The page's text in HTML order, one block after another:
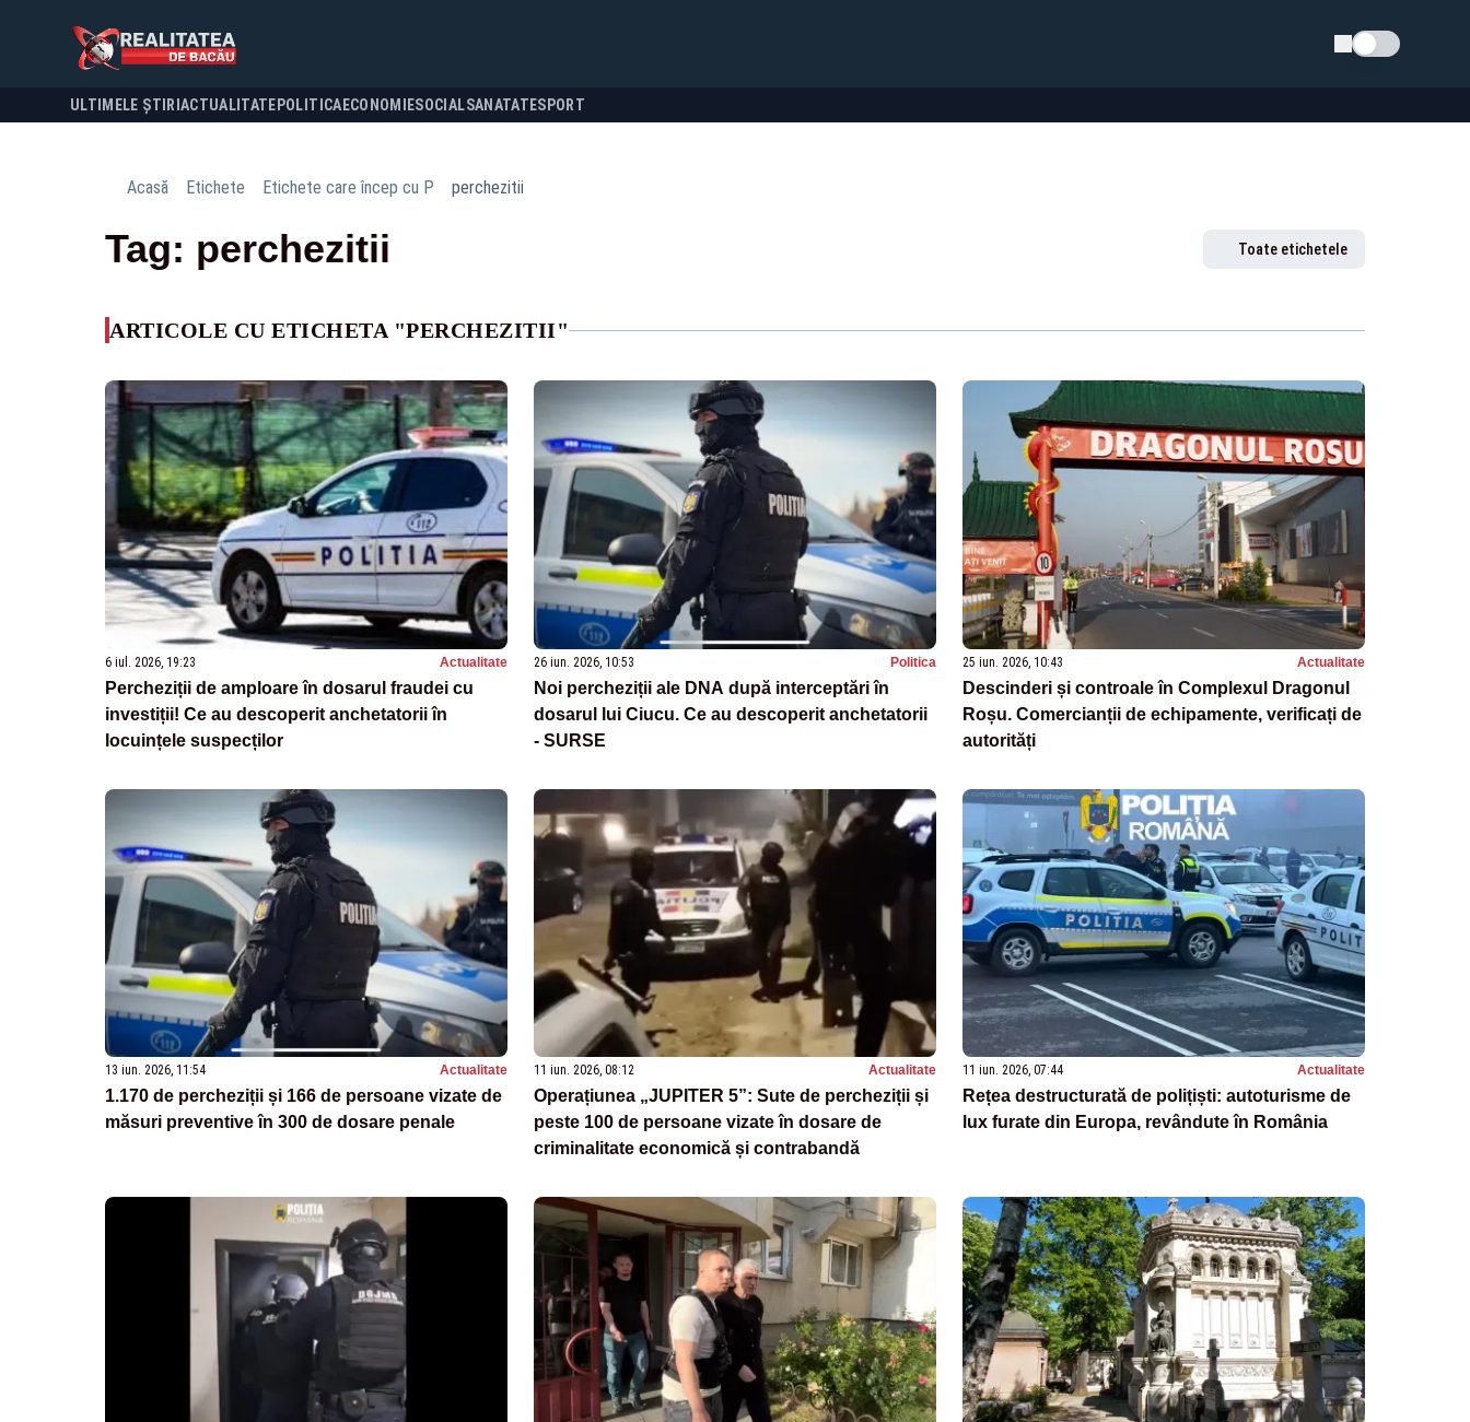
Schimba tema
ULTIMELE ȘTIRI ACTUALITATE POLITICA ECONOMIESOCIALSANATATESPORT
Acasă Etichete Etichete care încep cu P perchezitii
Tag: perchezitii Toate etichetele
ARTICOLE CU ETICHETA "PERCHEZITII"
6 iul. 2026, 19:23 Actualitate
Percheziții de amploare în dosarul fraudei cu
investiții! Ce au descoperit anchetatorii în
locuințele suspecților
26 iun. 2026, 10:53 Politica
Noi percheziții ale DNA după interceptări în
dosarul lui Ciucu. Ce au descoperit anchetatorii
- SURSE
25 iun. 2026, 10:43 Actualitate
Descinderi și controale în Complexul Dragonul
Roșu. Comercianții de echipamente, verificați de
autorități
13 iun. 2026, 11:54 Actualitate
1.170 de percheziții și 166 de persoane vizate de
măsuri preventive în 300 de dosare penale
11 iun. 2026, 08:12 Actualitate
Operațiunea „JUPITER 5”: Sute de percheziții și
peste 100 de persoane vizate în dosare de
criminalitate economică și contrabandă
11 iun. 2026, 07:44 Actualitate
Rețea destructurată de polițiști: autoturisme de
lux furate din Europa, revândute în România